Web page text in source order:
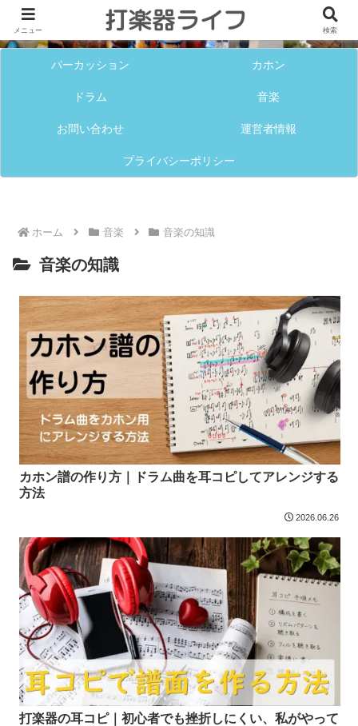
パーカッション カホン
ドラム 音楽
お問い合わせ 運営者情報
プライバシーポリシー
ホーム 音楽 音楽の知識
音楽の知識
カホン譜の作り方｜ドラム曲を耳コピしてアレンジする
方法
2026.06.26
打楽器の耳コピ｜初心者でも挫折しにくい、私がやって
メニュー 検索